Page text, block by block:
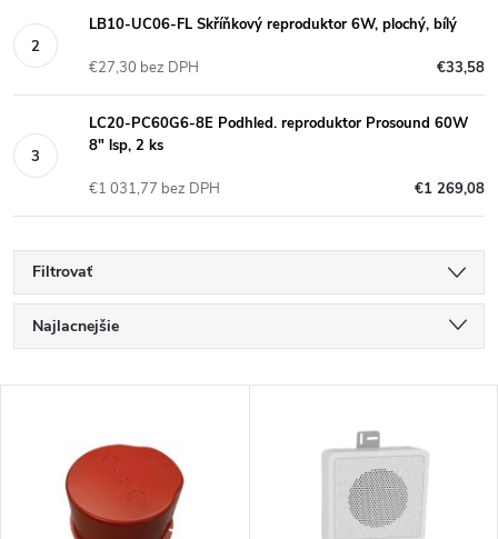
LB10-UC06-FL Skříňkový reproduktor 6W, plochý, bílý
€33,58
€27,30 bez DPH
LC20-PC60G6-8E Podhled. reproduktor Prosound 60W
8" lsp, 2 ks
€1 269,08
€1 031,77 bez DPH
Filtrovať
R
a
Najlacnejšie
Abecedne